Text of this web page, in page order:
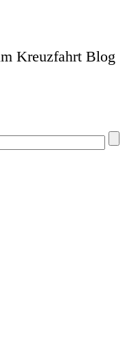
Kreuzfahrt Blog